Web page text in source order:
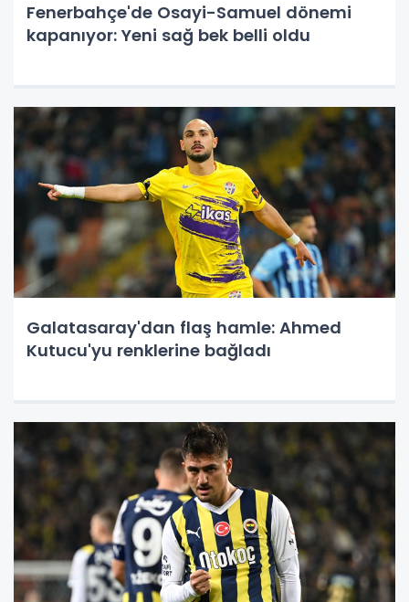
Fenerbahçe'de Osayi-Samuel dönemi
kapanıyor: Yeni sağ bek belli oldu
Galatasaray'dan flaş hamle: Ahmed
Kutucu'yu renklerine bağladı